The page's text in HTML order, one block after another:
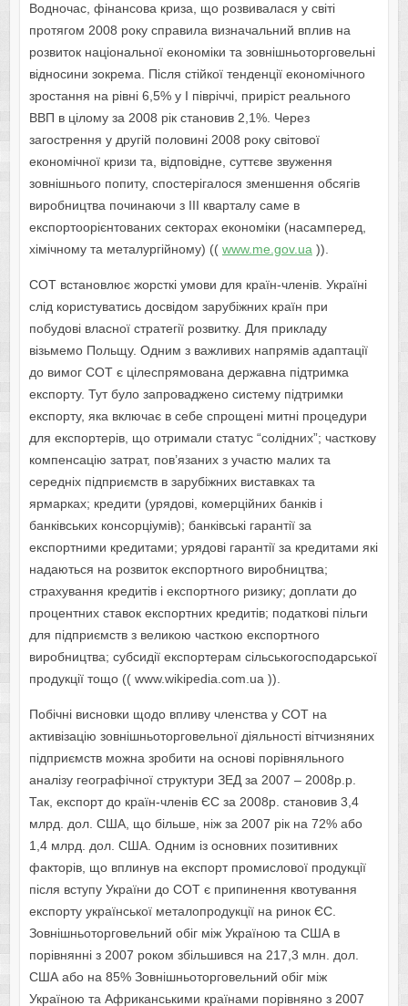
Водночас, фінансова криза, що розвивалася у світі
протягом 2008 року справила визначальний вплив на
розвиток національної економіки та зовнішньоторговельні
відносини зокрема. Після стійкої тенденції економічного
зростання на рівні 6,5% у І півріччі, приріст реального
ВВП в цілому за 2008 рік становив 2,1%. Через
загострення у другій половині 2008 року світової
економічної кризи та, відповідне, суттєве звуження
зовнішнього попиту, спостерігалося зменшення обсягів
виробництва починаючи з ІІІ кварталу саме в
експортоорієнтованих секторах економіки (насамперед,
хімічному та металургійному) (( www.me.gov.ua)).
СОТ встановлює жорсткі умови для країн-членів. Україні
слід користуватись досвідом зарубіжних країн при
побудові власної стратегії розвитку. Для прикладу
візьмемо Польщу. Одним з важливих напрямів адаптації
до вимог СОТ є цілеспрямована державна підтримка
експорту. Тут було запроваджено систему підтримки
експорту, яка включає в себе спрощені митні процедури
для експортерів, що отримали статус “солідних”; часткову
компенсацію затрат, пов’язаних з участю малих та
середніх підприємств в зарубіжних виставках та
ярмарках; кредити (урядові, комерційних банків і
банківських консорціумів); банківські гарантії за
експортними кредитами; урядові гарантії за кредитами які
надаються на розвиток експортного виробництва;
страхування кредитів і експортного ризику; доплати до
процентних ставок експортних кредитів; податкові пільги
для підприємств з великою часткою експортного
виробництва; субсидії експортерам сільськогосподарської
продукції тощо (( www.wikipedia.com.ua )).
Побічні висновки щодо впливу членства у СОТ на
активізацію зовнішньоторговельної діяльності вітчизняних
підприємств можна зробити на основі порівняльного
аналізу географічної структури ЗЕД за 2007 – 2008р.р.
Так, експорт до країн-членів ЄС за 2008р. становив 3,4
млрд. дол. США, що більше, ніж за 2007 рік на 72% або
1,4 млрд. дол. США. Одним із основних позитивних
факторів, що вплинув на експорт промислової продукції
після вступу України до СОТ є припинення квотування
експорту української металопродукції на ринок ЄС.
Зовнішньоторговельний обіг між Україною та США в
порівнянні з 2007 роком збільшився на 217,3 млн. дол.
США або на 85% Зовнішньоторговельний обіг між
Україною та Африканськими країнами порівняно з 2007